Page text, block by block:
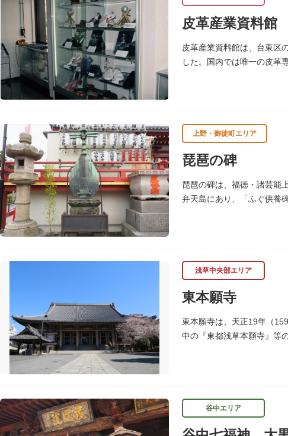
皮革産業資料館
皮革産業資料館は、台東区
した。国内では唯一の皮革
上野・御徒町エリア
琵琶の碑
琵琶の碑は、福徳・諸芸能
弁天島にあり、「ふぐ供養
浅草中央部エリア
東本願寺
東本願寺は、天正19年（
中の『東都浅草本願寺』等
谷中エリア